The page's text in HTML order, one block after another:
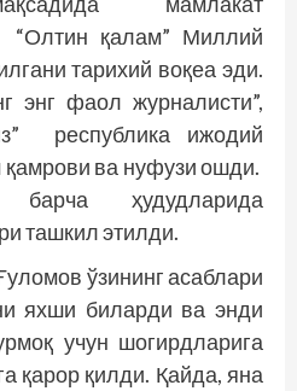
қалам” Миллий
тарихий воқеа эди.
энг фаол журналис­ти”,
республика ижодий
ва нуфузи ошди.
барча ҳудудларида
ташкил этилди.
ўзининг асаблари
яхши биларди ва энди
учун шогирдларига
қарор қилди. Қайда, яна